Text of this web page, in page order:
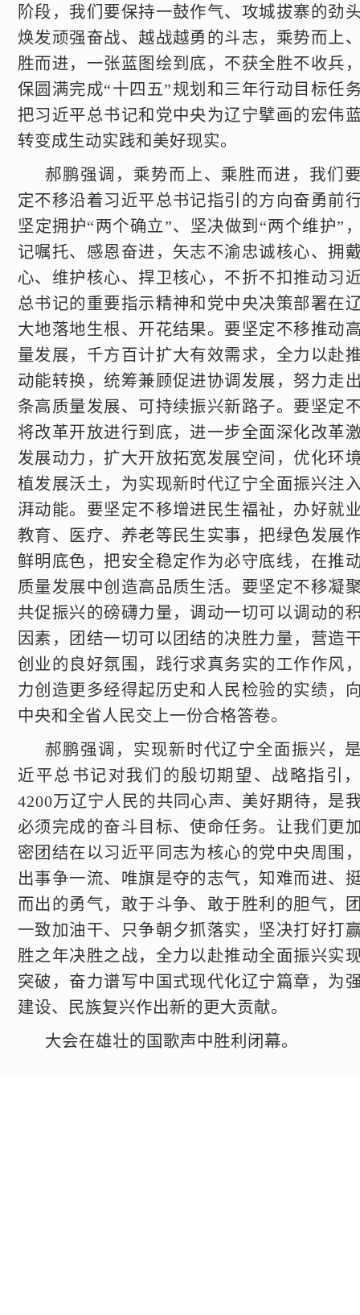
阶段，我们要保持一鼓作气、攻城拔寨的劲
焕发顽强奋战、越战越勇的斗志，乘势而上
胜而进，一张蓝图绘到底，不获全胜不收兵
保圆满完成“十四五”规划和三年行动目标任
把习近平总书记和党中央为辽宁擘画的宏伟
转变成生动实践和美好现实。
郝鹏强调，乘势而上、乘胜而进，我们
定不移沿着习近平总书记指引的方向奋勇前
坚定拥护“两个确立”、坚决做到“两个维护”
记嘱托、感恩奋进，矢志不渝忠诚核心、拥
心、维护核心、捍卫核心，不折不扣推动习
总书记的重要指示精神和党中央决策部署在
大地落地生根、开花结果。要坚定不移推动
量发展，千方百计扩大有效需求，全力以赴
动能转换，统筹兼顾促进协调发展，努力走
条高质量发展、可持续振兴新路子。要坚定
将改革开放进行到底，进一步全面深化改革
发展动力，扩大开放拓宽发展空间，优化环
植发展沃土，为实现新时代辽宁全面振兴注
湃动能。要坚定不移增进民生福祉，办好就
教育、医疗、养老等民生实事，把绿色发展
鲜明底色，把安全稳定作为必守底线，在推
质量发展中创造高品质生活。要坚定不移凝
共促振兴的磅礴力量，调动一切可以调动的
因素，团结一切可以团结的决胜力量，营造
创业的良好氛围，践行求真务实的工作作风
力创造更多经得起历史和人民检验的实绩，
中央和全省人民交上一份合格答卷。
郝鹏强调，实现新时代辽宁全面振兴，
近平总书记对我们的殷切期望、战略指引
4200万辽宁人民的共同心声、美好期待，是
必须完成的奋斗目标、使命任务。让我们更
密团结在以习近平同志为核心的党中央周围
出事争一流、唯旗是夺的志气，知难而进、
而出的勇气，敢于斗争、敢于胜利的胆气，
一致加油干、只争朝夕抓落实，坚决打好打
胜之年决胜之战，全力以赴推动全面振兴实
突破，奋力谱写中国式现代化辽宁篇章，为
建设、民族复兴作出新的更大贡献。
大会在雄壮的国歌声中胜利闭幕。